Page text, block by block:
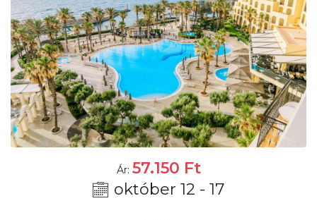
Ár: 57.150 Ft
október 12 - 17